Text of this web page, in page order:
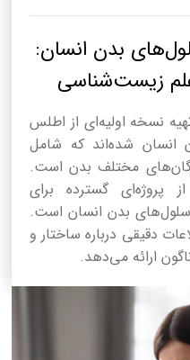
بدن انسان:
زیست‌شناسی
نسخه اولیه‌ای از اطلس
انسان شده‌اند که شامل
مختلف بدن است.
پروژه‌ای گسترده برای
سلول‌های بدن انسان است.
دقیقی درباره ساختار و
ارائه می‌دهد.